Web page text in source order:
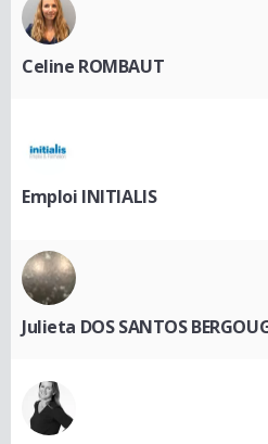
Celine ROMBAUT
Emploi INITIALIS
Julieta DOS SANTOS